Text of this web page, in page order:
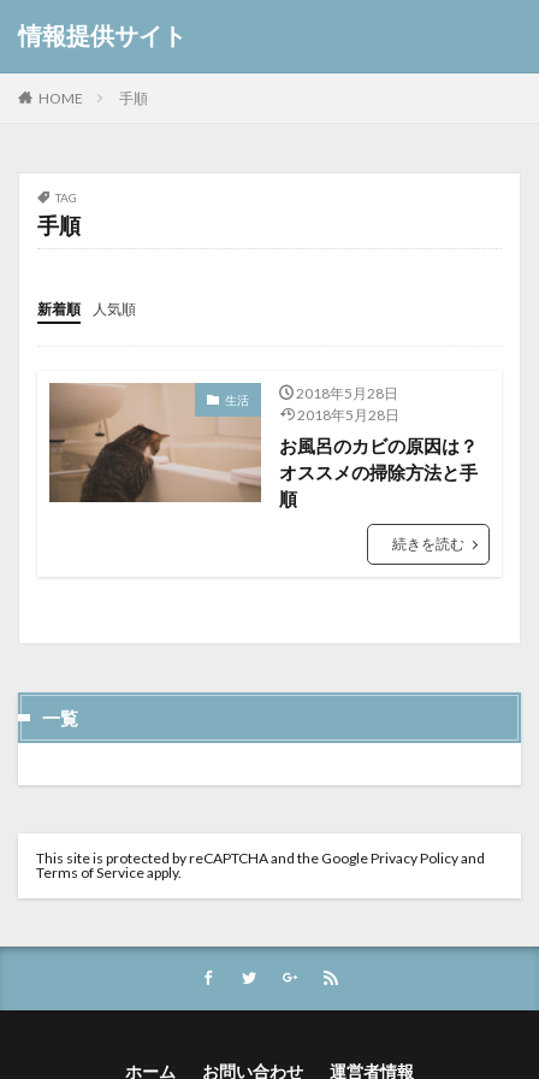
情報提供サイト
HOME 手順
TAG
手順
新着順 人気順
生活
2018年5月28日
2018年5月28日
お風呂のカビの原因は？
オススメの掃除方法と手
順
続きを読む
一覧
This site is protected by reCAPTCHA and the GooglePrivacy Policyand
Terms of Serviceapply.
ホーム お問い合わせ 運営者情報